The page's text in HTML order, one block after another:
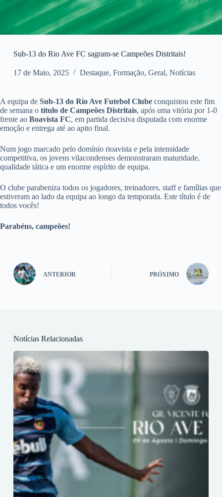
Sub-13 do Rio Ave FC sagram-se Campeões Distritais!
17 de Maio, 2025 Destaque, Formação, Geral, Notícias
A equipa de Sub-13 do Rio Ave Futebol Clube conquistou este fim
de semana o título de Campeões Distritais, após uma vitória por 1-0
frente ao Boavista FC, em partida decisiva disputada com enorme
emoção e entrega até ao apito final.
Num jogo marcado pelo domínio rioavista e pela intensidade
competitiva, os jovens vilacondenses demonstraram maturidade,
qualidade tática e um enorme espírito de equipa.
O clube parabeniza todos os jogadores, treinadores, staff e famílias que
estiveram ao lado da equipa ao longo da temporada. Este título é de
todos vocês!
Parabéns, campeões!
ANTERIOR PRÓXIMO
Notícias Relacionadas